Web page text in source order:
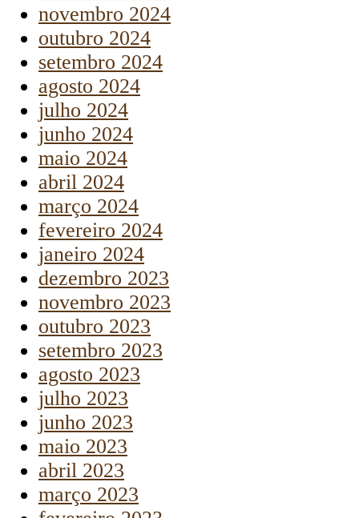
novembro 2024
outubro 2024
setembro 2024
agosto 2024
julho 2024
junho 2024
maio 2024
abril 2024
março 2024
fevereiro 2024
janeiro 2024
dezembro 2023
novembro 2023
outubro 2023
setembro 2023
agosto 2023
julho 2023
junho 2023
maio 2023
abril 2023
março 2023